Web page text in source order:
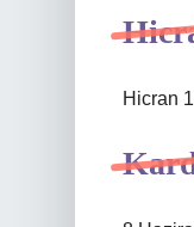
Hicran